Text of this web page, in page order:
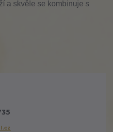
a skvěle se kombinuje s